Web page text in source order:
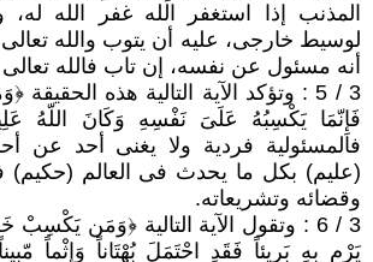
المذنب إذا استغفر الله غفر الله له،
لوسيط خارجى، عليه أن يتوب والله
أنه مسئول عن نفسه، إن تاب فالله
3 / 5 : وتؤكد الآية التالية هذه
فَإِنّمَا يَكْسِبُهُ عَلَىَ نَفْسِهِ وَكَانَ اللّهُ
فالمسئولية فردية ولا يغنى أحد عن
(عليم) بكل ما يحدث فى العالم
وقضائه وتشريعاته.
3 / 6 : وتقول الآية التالية ﴿وَمَن يَكْسِبْ
يَرْمِ بِهِ بَرِيئاً فَقَدِ احْتَمَلَ بُهْتَاناً وَإِثْماً